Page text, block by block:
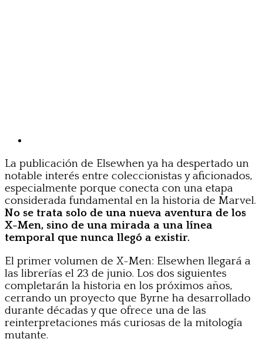
La publicación de Elsewhen ya ha despertado un
notable interés entre coleccionistas y aficionados,
especialmente porque conecta con una etapa
considerada fundamental en la historia de Marvel.
No se trata solo de una nueva aventura de los
X-Men, sino de una mirada a una línea
temporal que nunca llegó a existir.
El primer volumen de X-Men: Elsewhen llegará a
las librerías el 23 de junio. Los dos siguientes
completarán la historia en los próximos años,
cerrando un proyecto que Byrne ha desarrollado
durante décadas y que ofrece una de las
reinterpretaciones más curiosas de la mitología
mutante.